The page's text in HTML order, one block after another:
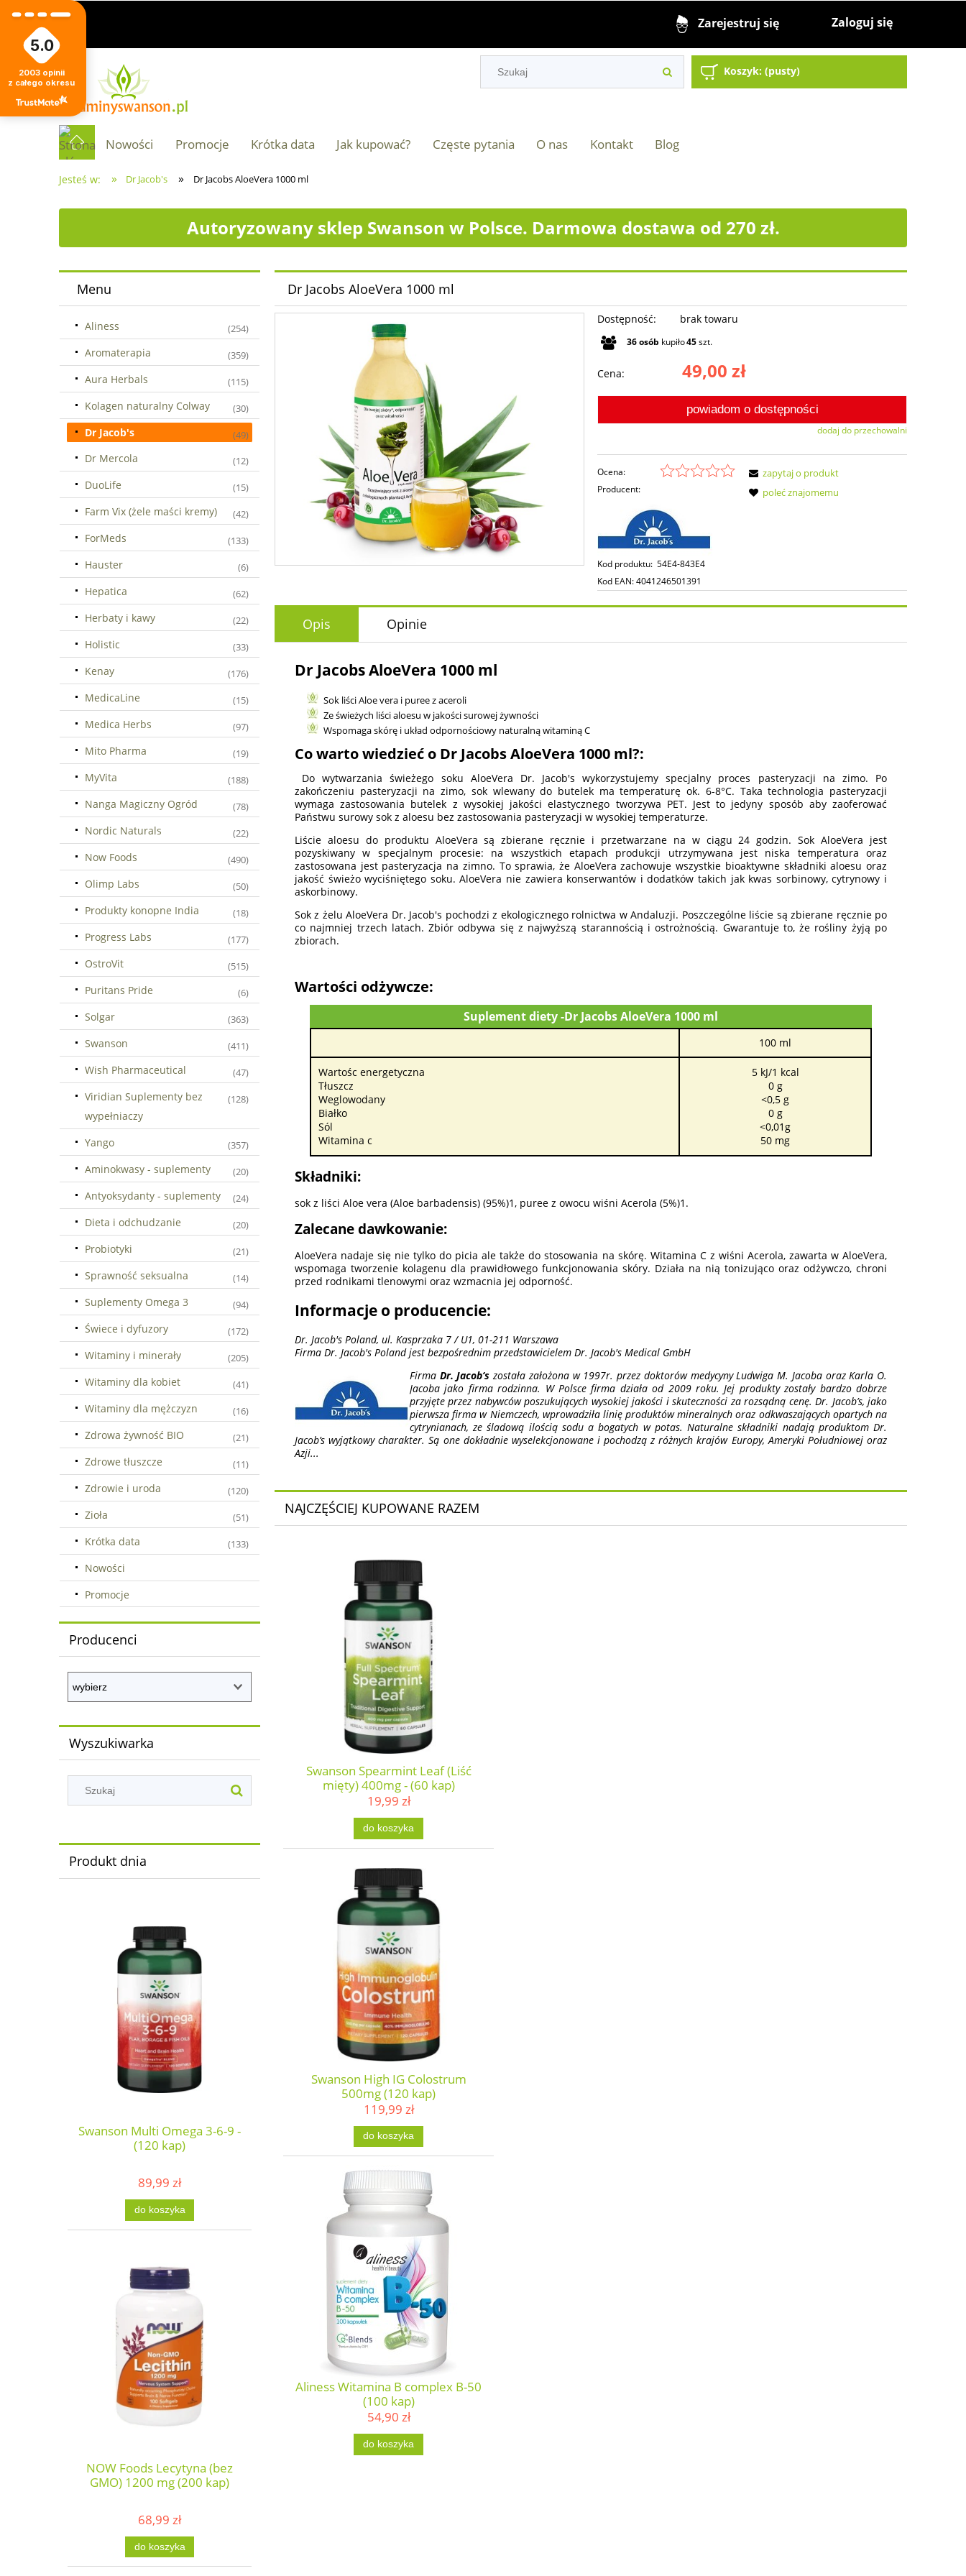
Zarejestruj się Zaloguj się
Koszyk: (pusty)
Nowości Promocje Krótka data Jak kupować? Częste pytania O nas Kontakt Blog
Jesteś w: » Dr Jacob's » Dr Jacobs AloeVera 1000 ml
Autoryzowany sklep Swanson w Polsce. Darmowa dostawa od 270 zł.
Menu
Aliness (254)
Aromaterapia (359)
Aura Herbals (115)
Kolagen naturalny Colway (30)
Dr Jacob's (49)
Dr Mercola (12)
DuoLife (15)
Farm Vix (żele maści kremy) (42)
ForMeds (133)
Hauster (6)
Hepatica (62)
Herbaty i kawy (22)
Holistic (33)
Kenay (176)
MedicaLine (15)
Medica Herbs (97)
Mito Pharma (19)
MyVita (188)
Nanga Magiczny Ogród (78)
Nordic Naturals (22)
Now Foods (490)
Olimp Labs (50)
Produkty konopne India (18)
Progress Labs (177)
OstroVit (515)
Puritans Pride (6)
Solgar (363)
Swanson (411)
Wish Pharmaceutical (47)
Viridian Suplementy bez
wypełniaczy
(128)
Yango (357)
Aminokwasy - suplementy (20)
Antyoksydanty - suplementy (24)
Dieta i odchudzanie (20)
Probiotyki (21)
Sprawność seksualna (14)
Suplementy Omega 3 (94)
Świece i dyfuzory (172)
Witaminy i minerały (205)
Witaminy dla kobiet (41)
Witaminy dla mężczyzn (16)
Zdrowa żywność BIO (21)
Zdrowe tłuszcze (11)
Zdrowie i uroda (120)
Zioła (51)
Krótka data (133)
Nowości
Promocje
Producenci
Wyszukiwarka
Produkt dnia
Swanson Multi Omega 3-6-9 -
(120 kap)
89,99 zł
do koszyka
NOW Foods Lecytyna (bez
GMO) 1200 mg (200 kap)
68,99 zł
do koszyka
Dr Jacobs AloeVera 1000 ml
Dostępność: brak towaru
36osób kupiło45szt.
Cena: 49,00 zł
powiadom o dostępności
dodaj do przechowalni
Ocena:
Producent:
Kod produktu: 54E4-843E4
Kod EAN:4041246501391
zapytaj o produkt
poleć znajomemu
Opis Opinie
Dr Jacobs AloeVera 1000 ml
Sok liści Aloe vera i puree z aceroli
Ze świeżych liści aloesu w jakości surowej żywności
Wspomaga skórę i układ odpornościowy naturalną witaminą C
Co warto wiedzieć o Dr Jacobs AloeVera 1000 ml?:
Do wytwarzania świeżego soku AloeVera Dr. Jacob's wykorzystujemy specjalny proces pasteryzacji na zimo. Po
zakończeniu pasteryzacji na zimo, sok wlewany do butelek ma temperaturę ok. 6-8°C. Taka technologia pasteryzacji
wymaga zastosowania butelek z wysokiej jakości elastycznego tworzywa PET. Jest to jedyny sposób aby zaoferować
Państwu surowy sok z aloesu bez zastosowania pasteryzacji w wysokiej temperaturze.
Liście aloesu do produktu AloeVera są zbierane ręcznie i prze­twarzane na w ciągu 24 godzin. Sok AloeVera jest
pozyskiwany w specjalnym procesie: na wszystkich etapach produkcji utrzymywana jest niska tempera­tura oraz
zastosowana jest pasteryzacja na zimno. To sprawia, że AloeVera zachowuje wszystkie bioaktywne składniki aloesu oraz
jakość świeżo wyciśniętego soku. AloeVera nie zawiera konserwantów i dodatków takich jak kwas sorbinowy, cytrynowy i
askorbinowy.
Sok z żelu AloeVera Dr. Jacob's pochodzi z ekologicznego rolnictwa w Andaluzji. Poszczególne liście są zbierane ręcznie po
co najmniej trzech latach. Zbiór odbywa się z najwyższą starannością i ostrożnością. Gwarantuje to, że rośliny żyją po
zbiorach.
Wartości odżywcze:
Suplement diety -Dr Jacobs AloeVera 1000 ml
100 ml
Wartośc energetyczna
Tłuszcz
Weglowodany
Białko
Sól
Witamina c
5 kJ/1 kcal
0 g
<0,5 g
0 g
<0,01g
50 mg
Składniki:
sok z liści Aloe vera (Aloe barbadensis) (95%)1, puree z owocu wiśni Acerola (5%)1.
Zalecane dawkowanie:
AloeVera nadaje się nie tylko do picia ale także do stosowania na skórę. Witamina C z wiśni Acerola, zawarta w AloeVera,
wspomaga tworzenie kolagenu dla prawidłowego funkcjonowania skóry. Działa na nią tonizująco oraz odżywczo, chroni
przed rodnikami tlenowymi oraz wzmacnia jej odporność.
Informacje o producencie:
Dr. Jacob's Poland, ul. Kasprzaka 7 / U1, 01-211 Warszawa
Firma Dr. Jacob's Poland jest bezpośrednim przedstawicielem Dr. Jacob's Medical GmbH
Firma Dr. Jacob‘s została założona w 1997r. przez doktorów medycyny Ludwiga M. Jacoba oraz Karla O.
Jacoba jako firma rodzinna. W Polsce firma działa od 2009 roku. Jej produkty zostały bardzo dobrze
przyjęte przez nabywców poszukujących wysokiej jakości i skuteczności za rozsądną cenę. Dr. Jacob’s, jako
pierwsza firma w Niemczech, wprowadziła linię produktów mineralnych oraz odkwaszających opartych na
cytrynianach, ze śladową ilością sodu a bogatych w potas. Naturalne składniki nadają produktom Dr.
Jacob’s wyjątkowy charakter. Są one dokładnie wyselekcjonowane i pochodzą z różnych krajów Europy, Ameryki Południowej oraz
Azji...
NAJCZĘŚCIEJ KUPOWANE RAZEM
Swanson Spearmint Leaf (Liść
mięty) 400mg - (60 kap)
19,99 zł
do koszyka
Swanson High IG Colostrum
500mg (120 kap)
119,99 zł
do koszyka
Aliness Witamina B complex B-50
(100 kap)
54,90 zł
do koszyka
5.0
2003 opinii
z całego okresu